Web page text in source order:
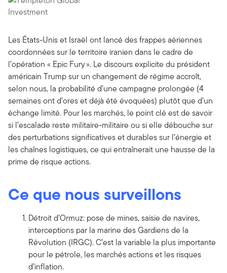
Les États-Unis et Israël ont lancé des frappes aériennes
coordonnées sur le territoire iranien dans le cadre de
l’opération « Epic Fury ». Le discours explicite du président
américain Trump sur un changement de régime accroît,
selon nous, la probabilité d’une campagne prolongée (4
semaines ont d’ores et déjà été évoquées) plutôt que d’un
échange limité. Pour les marchés, le point clé est de savoir
si l’escalade reste militaire-militaire ou si elle débouche sur
des perturbations significatives et durables sur l’énergie et
les chaînes logistiques, ce qui entraînerait une hausse de la
prime de risque actions.
Ce que nous surveillons
Détroit d’Ormuz: pose de mines, saisie de navires,
interceptions par la marine des Gardiens de la
Révolution (IRGC). C’est la variable la plus importante
pour le pétrole, les marchés actions et les risques
d’inflation.